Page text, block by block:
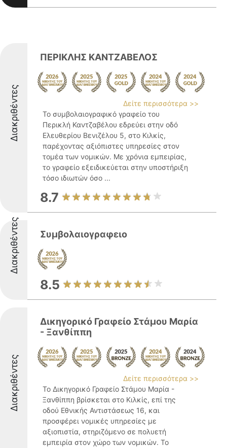
Διακριθέντες
ΠΕΡΙΚΛΗΣ ΚΑΝΤΖΑΒΕΛΟΣ
Δείτε περισσότερα >>
Το συμβολαιογραφικό γραφείο του
Περικλή Καντζαβέλου εδρεύει στην οδό
Ελευθερίου Βενιζέλου 5, στο Κιλκίς,
παρέχοντας αξιόπιστες υπηρεσίες στον
τομέα των νομικών. Με χρόνια εμπειρίας,
το γραφείο εξειδικεύεται στην υποστήριξη
τόσο ιδιωτών όσο ...
8.7
Διακριθέντες Συμβολαιογραφειο
8.5
Διακριθέντες
Δικηγορικό Γραφείο Στάμου Μαρία
- Ξανθίππη
Δείτε περισσότερα >>
Το Δικηγορικό Γραφείο Στάμου Μαρία -
Ξανθίππη βρίσκεται στο Κιλκίς, επί της
οδού Εθνικής Αντιστάσεως 16, και
προσφέρει νομικές υπηρεσίες με
αξιοπιστία, στηριζόμενο σε πολυετή
εμπειρία στον χώρο των νομικών. Το